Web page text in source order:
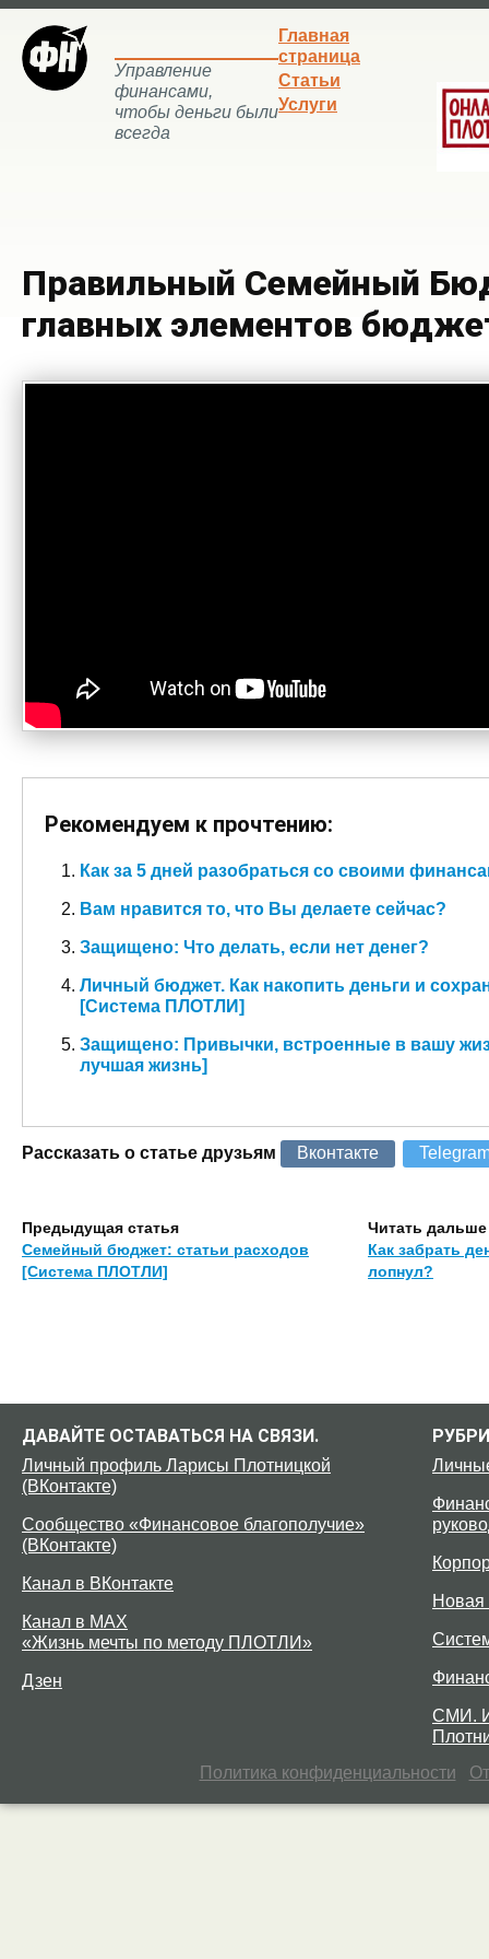
Управление
финансами,
чтобы деньги были
всегда
Главная
страница
Статьи
Услуги
Правильный Семейный
главных элементов
Рекомендуем к прочтению:
Как за 5 дней разобраться со своими
Вам нравится то, что Вы делаете сейчас?
Защищено: Что делать, если нет денег?
Личный бюджет. Как накопить деньги и
[Система ПЛОТЛИ]
Защищено: Привычки, встроенные в вашу
лучшая жизнь]
Рассказать о статье друзьям Вконтакте
Предыдущая статья
Семейный бюджет: статьи расходов
[Система ПЛОТЛИ]
Читать дальше
Как забрать
лопнул?
ДАВАЙТЕ ОСТАВАТЬСЯ НА СВЯЗИ.
Личный профиль Ларисы Плотницкой
(ВКонтакте)
Сообщество «Финансовое благополучие»
(ВКонтакте)
Канал в ВКонтакте
Канал в MAX
«Жизнь мечты по методу ПЛОТЛИ»
Дзен
Новая
СМИ.
Политика конфиденциальности